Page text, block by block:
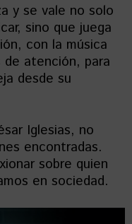
y se vale no solo
sino que juega
con la música
atención, para
desde su
Iglesias, no
encontradas.
sobre quien
en sociedad.